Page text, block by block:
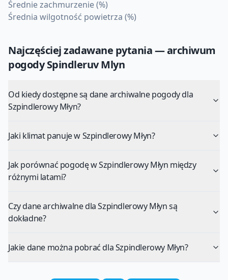
Średnie zachmurzenie (%)
Średnia wilgotność powietrza (%)
Najczęściej zadawane pytania — archiwum
pogodySpindleruv Mlyn
Od kiedy dostępne są dane archiwalne pogody dla
Szpindlerowy Młyn?
Jaki klimat panuje w Szpindlerowy Młyn?
Jak porównać pogodę w Szpindlerowy Młyn między
różnymi latami?
Czy dane archiwalne dla Szpindlerowy Młyn są
dokładne?
Jakie dane można pobrać dla Szpindlerowy Młyn?